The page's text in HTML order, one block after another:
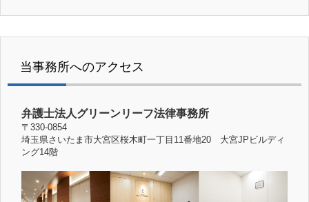
当事務所へのアクセス
弁護士法人グリーンリーフ法律事務所
〒330-0854
埼玉県さいたま市大宮区桜木町一丁目11番地20 大宮JPビルディ
ング14階